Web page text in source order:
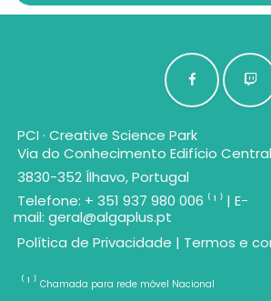
PCI · Creative Science Park
Via do Conhecimento Edifício
3830-352 Ílhavo, Portugal
Telefone: + 351 937 980 006 ⁽ ¹ ⁾ | E-
mail: geral@algaplus.pt
Política de Privacidade | Termos e
⁽ ¹ ⁾ Chamada para rede móvel Nacional